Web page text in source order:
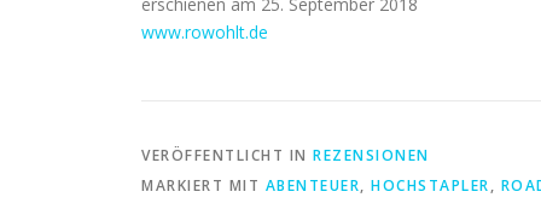
www.rowohlt.de
VERÖFFENTLICHT IN REZENSIONEN
MARKIERT MIT ABENTEUER, HOCHSTAPLER,